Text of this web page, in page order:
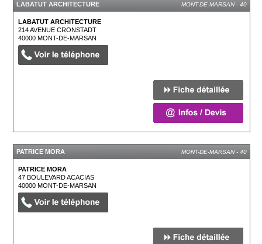
LABATUT ARCHITECTURE MONT-DE-MARSAN - 40
LABATUT ARCHITECTURE
214 AVENUE CRONSTADT
40000MONT-DE-MARSAN
PATRICE MORA MONT-DE-MARSAN - 40
PATRICE MORA
47 BOULEVARD ACACIAS
40000MONT-DE-MARSAN